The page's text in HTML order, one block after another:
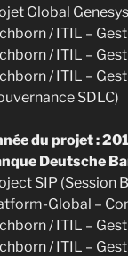
Global
/ ITIL –
/ ITIL –
/ ITIL –
SDLC)
du projet :
Deutsche
SIP (Session
Global –
/ ITIL –
/ ITIL –